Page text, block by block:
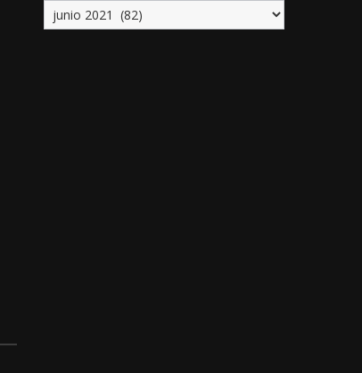
Archivo